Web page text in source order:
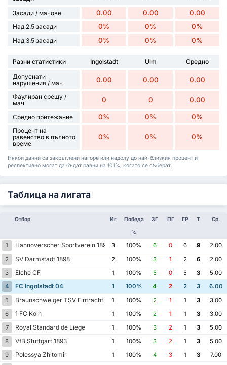
Засади / мачове 0.00 0.00 0.00
Над 2.5 засади 0% 0% 0%
Над 3.5 засади 0% 0% 0%
Разни статистики Ingolstadt Ulm
Средно
Допуснати
нарушения / мач
0.00 0.00 0.00
Фаулиран срещу /
мач
0 0 0.00
Средно притежание 0% 0% 0%
Процент на
равенство в пълното
време
0% 0% 0%
Някои данни са закръглени нагоре или надолу до най-близкия процент и
респективно могат да бъдат равни на 101%, когато се съберат.
Таблица на лигата
Отбор Иг Победа
%
ЗГ ПГ ГР Т Ср.
1 Hannoverscher Sportverein 1896 3 100% 6 0 6 9
2.00
2
SV Darmstadt 1898 2 100% 3 1 2 6
2.00
3
Elche CF 1 100% 5 0 5 3
5.00
4
FC Ingolstadt 04 1 100% 4 2 2 3
6.00
5
Braunschweiger TSV Eintracht 1895
1 100% 2 1 1 3
3.00
6
1 FC Koln 1 100% 2 1 1 3
3.00
7
Royal Standard de Liege 1 100% 3 2 1 3
5.00
8
VfB Stuttgart 1893 1 100% 3 2 1 3
5.00
9
Polessya Zhitomir 1 100% 4 3 1 3
7.00